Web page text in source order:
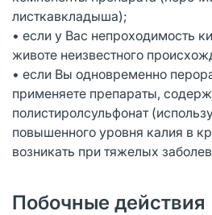
листкавкладыша);
• если у Вас непроходимость
животе неизвестного
• если Вы одновременно
применяете препараты,
полистиролсульфонат
повышенного уровня калия в
возникать при тяжелых
Побочные действия